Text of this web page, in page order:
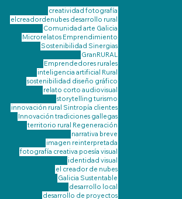
creatividad fotografía
elcreadordenubes desarrollo rural
Comunidad arte Galicia
Microrelatos Emprendimiento
Sostenibilidad Sinergias
GranRURAL
Emprendedores rurales
inteligencia artificial Rural
sostenibilidad diseño gráfico
relato corto audiovisual
storytelling turismo
innovación rural Sintropía clientes
Innovación tradiciones gallegas
territorio rural Regeneración
narrativa breve
imagen reinterpretada
fotografía creativa poesía visual
identidad visual
el creador de nubes
Galicia Sustentable
desarrollo local
desarrollo de proyectos